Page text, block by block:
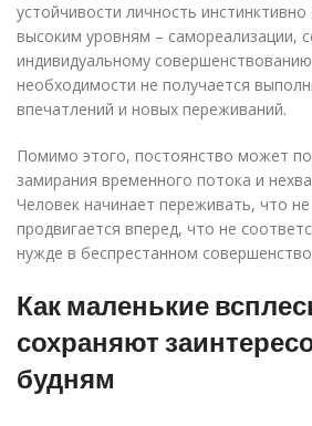
устойчивости личность
высоким уровням – самореализации,
индивидуальному
необходимости не получается
впечатлений и новых переживаний.
Помимо этого, постоянство может
замирания временного потока и
Человек начинает переживать, что
продвигается вперед, что не
нужде в беспрестанном
Как маленькие
сохраняют
будням